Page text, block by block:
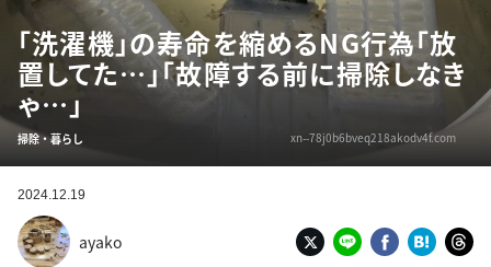
「洗濯機」の寿命を縮めるNG行為「放
置してた…」「故障する前に掃除しなき
ゃ…」
掃除・暮らし xn--78j0b6bveq218akodv4f.com
2024.12.19
ayako